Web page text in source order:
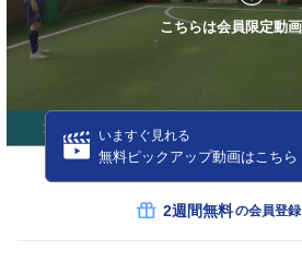
こちらは会員限定動画
いますぐ見れる
無料ピックアップ動画はこちら
2週間無料の会員登